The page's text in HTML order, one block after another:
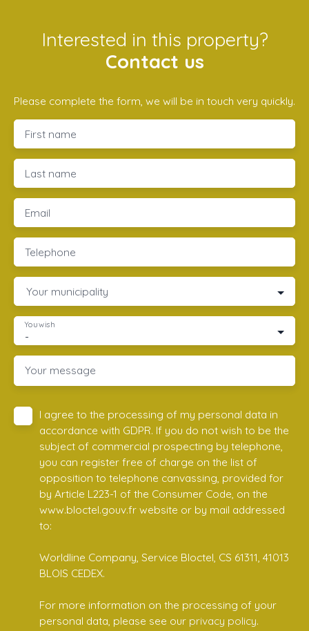
Interested in this property?
Contact us
Please complete the form, we will be in touch very quickly.
First name
Last name
Email
Telephone
Your municipality
-
You wish
Your message
I agree to the processing of my personal data in
accordance with GDPR. If you do not wish to be the
subject of commercial prospecting by telephone,
you can register free of charge on the list of
opposition to telephone canvassing, provided for
by Article L223-1 of the Consumer Code, on the
www.bloctel.gouv.fr website or by mail addressed
to:
Worldline Company, Service Bloctel, CS 61311, 41013
BLOIS CEDEX.
For more information on the processing of your
personal data, please see our privacy policy.